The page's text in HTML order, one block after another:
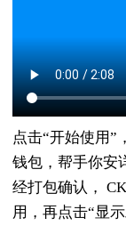
点击“开始使用”
钱包，帮手你安
经打包确认，
用，再点击“显